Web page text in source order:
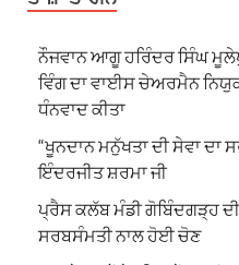
ਨੌਜਵਾਨ ਆਗੂ ਹਰਿੰਦਰ ਸਿੰਘ
ਵਿੰਗ ਦਾ ਵਾਈਸ ਚੇਅਰਮੈਨ
ਧੰਨਵਾਦ ਕੀਤਾ
“ਖੂਨਦਾਨ ਮਨੁੱਖਤਾ ਦੀ ਸੇਵਾ ਦਾ
ਇੰਦਰਜੀਤ ਸ਼ਰਮਾ ਜੀ
ਪ੍ਰੈਸ ਕਲੱਬ ਮੰਡੀ ਗੋਬਿੰਦਗੜ੍ਹ ਦੀ
ਸਰਬਸੰਮਤੀ ਨਾਲ ਹੋਈ ਚੋਣ